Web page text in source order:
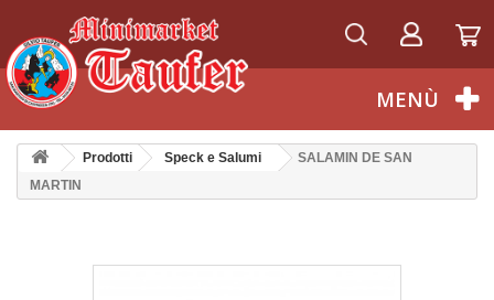
Italiano
MENÙ
Prodotti Speck e Salumi
SALAMIN DE SAN
MARTIN